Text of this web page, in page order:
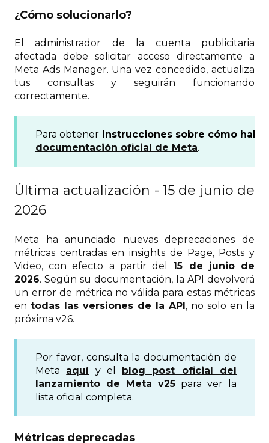
¿Cómo solucionarlo?
El administrador de la cuenta publicitaria
afectada debe solicitar acceso directamente a
Meta Ads Manager. Una vez concedido, actualiza
tus consultas y seguirán funcionando
correctamente.
Para obtener instrucciones sobre cómo
documentación oficial de Meta.
Última actualización - 15 de junio de
2026
Meta ha anunciado nuevas deprecaciones de
métricas centradas en insights de Page, Posts y
Video, con efecto a partir del 15 de junio de
2026. Según su documentación, la API devolverá
un error de métrica no válida para estas métricas
en todas las versiones de la API, no solo en la
próxima v26.
Por favor, consulta la documentación de
Meta aquíy el
blog post oficial del
lanzamiento de Meta v25 para ver la
lista oficial completa.
Métricas deprecadas